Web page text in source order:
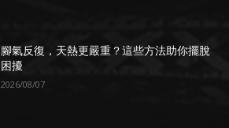
腳氣反復，天熱更嚴重？這些方法助你擺脫
困擾
2026/08/07